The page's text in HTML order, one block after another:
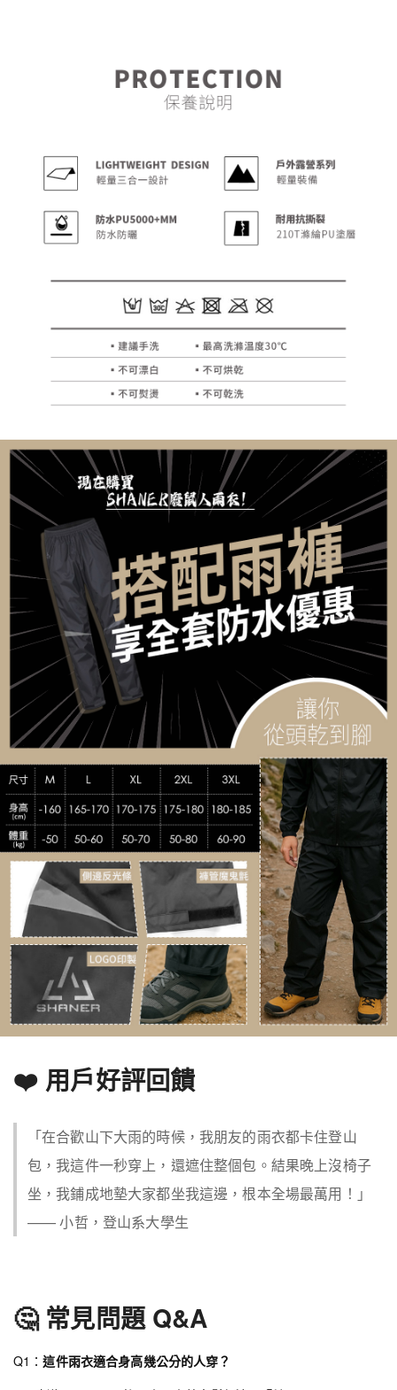
❤️ 用戶好評回饋
「在合歡山下大雨的時候，我朋友的雨衣都卡住登山
包，我這件一秒穿上，還遮住整個包。結果晚上沒椅子
坐，我鋪成地墊大家都坐我這邊，根本全場最萬用！」
—— 小哲，登山系大學生
🤔 常見問題 Q&A
Q1：這件雨衣適合身高幾公分的人穿？